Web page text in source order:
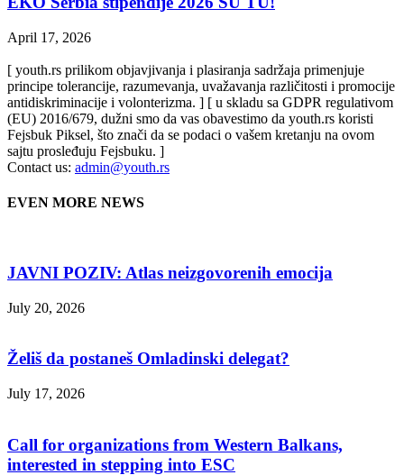
April 17, 2026
[ youth.rs prilikom objavjivanja i plasiranja sadržaja primenjuje
principe tolerancije, razumevanja, uvažavanja različitosti i promocije
antidiskriminacije i volonterizma. ] [ u skladu sa GDPR regulativom
(EU) 2016/679, dužni smo da vas obavestimo da youth.rs koristi
Fejsbuk Piksel, što znači da se podaci o vašem kretanju na ovom
sajtu prosleđuju Fejsbuku. ]
Contact us: admin@youth.rs
EVEN MORE NEWS
JAVNI POZIV: Atlas neizgovorenih emocija
July 20, 2026
Želiš da postaneš Omladinski delegat?
July 17, 2026
Call for organizations from Western Balkans,
interested in stepping into ESC